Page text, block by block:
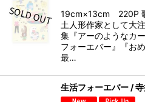
19cm×13cm 220P
土人形作家として大
集『アーのようなカ
フォーエバー』『お
最…
生活フォーエバー /